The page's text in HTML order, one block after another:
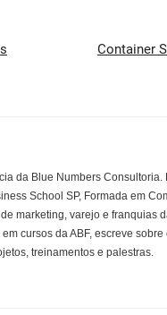
Container
da Blue Numbers Consultoria.
School SP, Formada em
marketing, varejo e franquias
cursos da ABF, escreve
treinamentos e palestras.